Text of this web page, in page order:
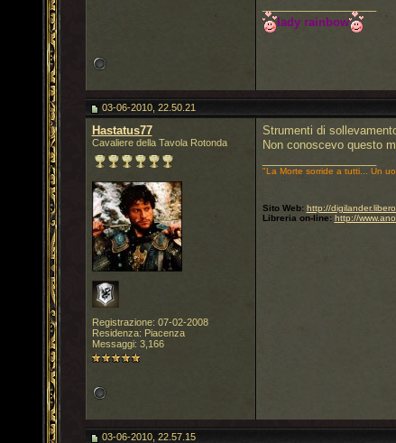
lady rainbow
03-06-2010, 22.50.21
Hastatus77
Cavaliere della Tavola Rotonda
Registrazione: 07-02-2008
Residenza: Piacenza
Messaggi: 3,166
Strumenti di
Non conoscevo questo
"La Morte sorride a tutti... Un
Sito Web: http://
Libreria on-line: http://
03-06-2010, 22.57.15